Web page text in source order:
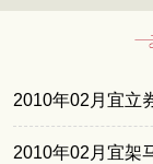
2010年02月宜立
2010年02月宜架